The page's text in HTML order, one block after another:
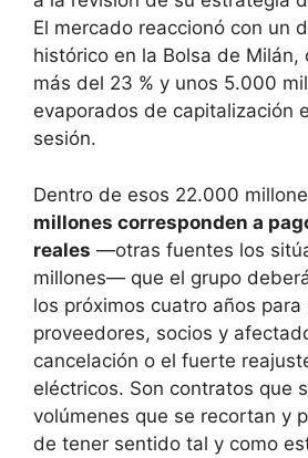
El mercado reaccionó con un
histórico en la Bolsa de Milán,
más del 23 % y unos 5.000
evaporados de capitalización
sesión.
Dentro de esos 22.000
millones corresponden a
reales —otras fuentes los
millones— que el grupo
los próximos cuatro años para
proveedores, socios y
cancelación o el fuerte
eléctricos. Son contratos que
volúmenes que se recortan y
de tener sentido tal y como